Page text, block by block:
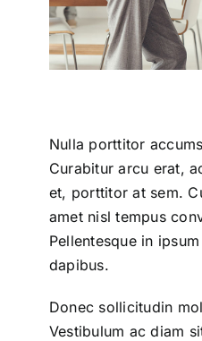
Nulla porttitor
Curabitur arcu erat,
et, porttitor at sem.
amet nisl tempus
Pellentesque in
dapibus.
Donec sollicitudin
Vestibulum ac diam